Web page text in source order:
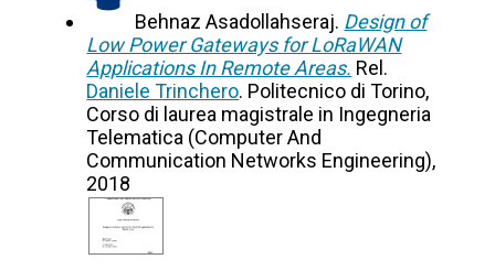
Behnaz Asadollahseraj. Design of
Low Power Gateways for LoRaWAN
Applications In Remote Areas. Rel.
Daniele Trinchero. Politecnico di Torino,
Corso di laurea magistrale in Ingegneria
Telematica (Computer And
Communication Networks Engineering),
2018